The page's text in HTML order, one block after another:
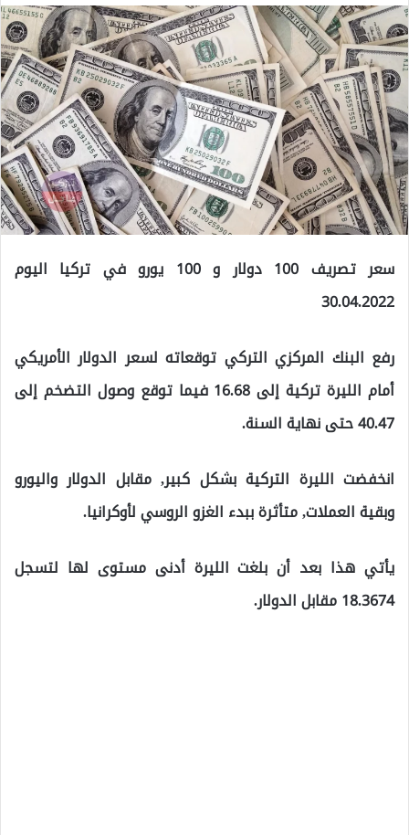
سعر تصريف 100 دولار و 100 يورو في تركيا اليوم
30.04.2022
رفع البنك المركزي التركي توقعاته لسعر الدولار الأمريكي
أمام الليرة تركية إلى 16.68 فيما توقع وصول التضخم إلى
40.47 حتى نهاية السنة.
انخفضت الليرة التركية بشكل كبير, مقابل الدولار واليورو
وبقية العملات, متأثرة ببدء الغزو الروسي لأوكرانيا.
يأتي هذا بعد أن بلغت الليرة أدنى مستوى لها لتسجل
18.3674 مقابل الدولار.